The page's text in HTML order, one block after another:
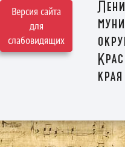
Версия сайта
для
слабовидящих
края